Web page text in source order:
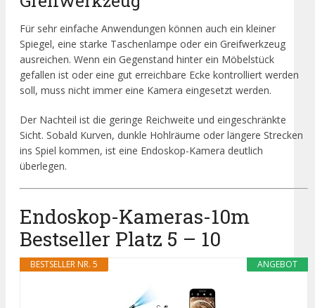
Für sehr einfache Anwendungen können auch ein kleiner
Spiegel, eine starke Taschenlampe oder ein Greifwerkzeug
ausreichen. Wenn ein Gegenstand hinter ein Möbelstück
gefallen ist oder eine gut erreichbare Ecke kontrolliert werden
soll, muss nicht immer eine Kamera eingesetzt werden.
Der Nachteil ist die geringe Reichweite und eingeschränkte
Sicht. Sobald Kurven, dunkle Hohlräume oder längere Strecken
ins Spiel kommen, ist eine Endoskop-Kamera deutlich
überlegen.
Endoskop-Kameras-10m
Bestseller Platz 5 – 10
ANGEBOT
BESTSELLER NR. 5